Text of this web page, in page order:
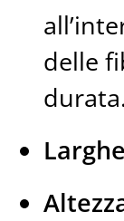
delle
durata.